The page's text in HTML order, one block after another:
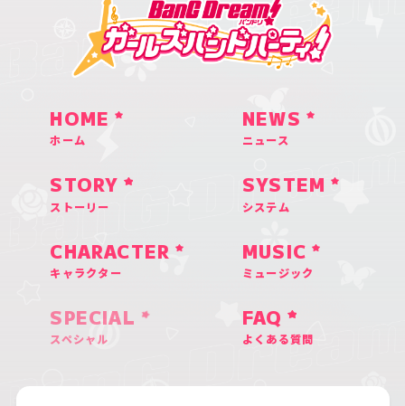
HOME
ホーム
NEWS
ニュース
STORY
ストーリー
SYSTEM
システム
CHARACTER
キャラクター
MUSIC
ミュージック
SPECIAL
スペシャル
FAQ
よくある質問